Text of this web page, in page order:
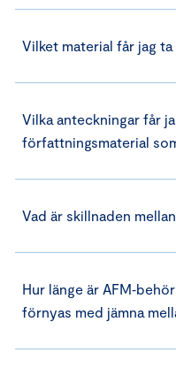
Vilket material får jag
Vilka anteckningar får
författningsmaterial
Vad är skillnaden
Hur länge är
förnyas med jämna